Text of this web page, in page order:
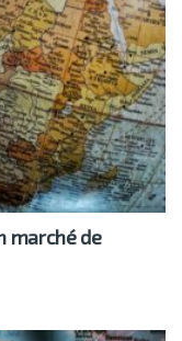
marché de